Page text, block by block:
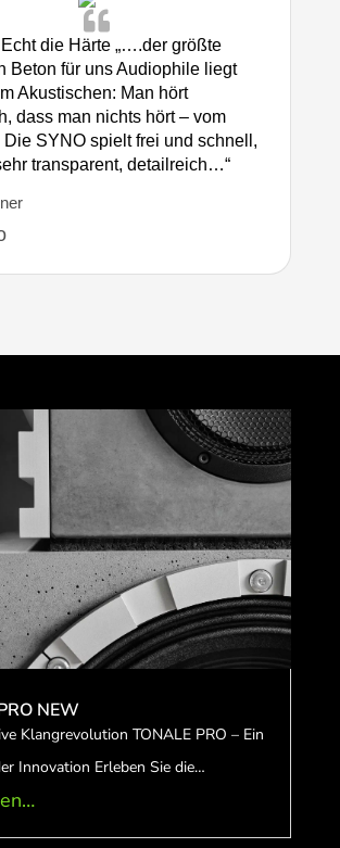

die Härte „….der größte
Beton für uns Audiophile liegt
Akustischen: Man hört
dass man nichts hört – vom
Die SYNO spielt frei und schnell,
transparent, detailreich…“
NEW
Klangrevolution TONALE PRO – Ein
Innovation Erleben Sie die…